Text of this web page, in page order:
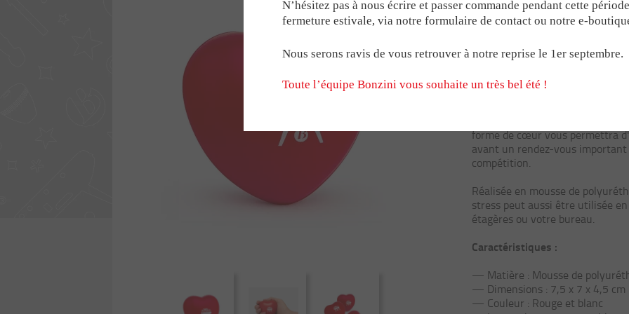
Modèles spéciaux Babyfoot
Babyfoot géant
Babyfoot 2 barres
Pour le B90
Pour le Stadium
Médailles
Trophées
NOS PARTENARIATS
AVIS & TÉMOIGNAGES
RECRUTEMENT
COMPÉTITION
LES POIGNÉES
LE MODÈLE
MILLÉSIME B60 &
3,12 €
Déstressez avec un cœur Bonzini
Utile et amusant, cette balle
forme de cœur vous permettra
avant un rendez-vous
compétition.
Réalisée en mousse de
stress peut aussi être utilisée
étagères ou votre bureau.
Caractéristiques :
— Matière : Mousse de
— Dimensions : 7,5 x 7 x 4,5 cm
— Couleur : Rouge et blanc
N’hésitez pas à nous écrire et passer commande pendant cette
fermeture estivale, via notre formulaire de contact ou notre e-
Nous serons ravis de vous retrouver à notre reprise le 1er septembre.
Toute l’équipe Bonzini vous souhaite un très bel été !